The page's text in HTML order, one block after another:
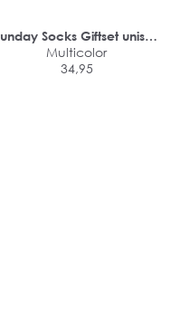
Socks Giftset unisex
sokken (4-pack)
Multicolor
34,95